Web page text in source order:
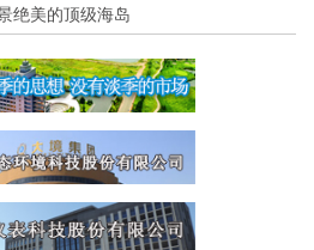
绝美的顶级海岛